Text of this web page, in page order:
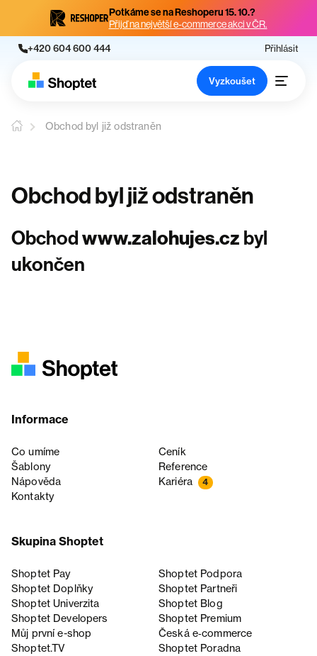
Potkáme se na Reshoperu 15. 10.?
Přijď na největší e-commerce akci v ČR.
+420 604 600 444 Přihlásit
Vyzkoušet
Obchod byl již odstraněn
Obchod byl již odstraněn
Obchodwww.zalohujes.cz byl
ukončen
Informace
Co umíme
Ceník
Šablony
Reference
Nápověda
Kariéra 4
Kontakty
Skupina Shoptet
Shoptet Pay
Shoptet Podpora
Shoptet Doplňky
Shoptet Partneři
Shoptet Univerzita
Shoptet Blog
Shoptet Developers
Shoptet Premium
Můj první e-shop
Česká e‑commerce
Shoptet.TV
Shoptet Poradna